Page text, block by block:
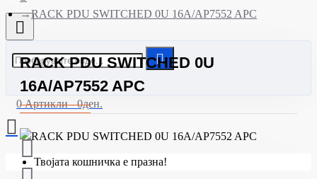
0 Артикли - 0ден.
Твојата кошничка е празна!
RACK PDU SWITCHED 0U 16A/AP7552 APC
RACK PDU SWITCHED 0U
16A/AP7552 APC